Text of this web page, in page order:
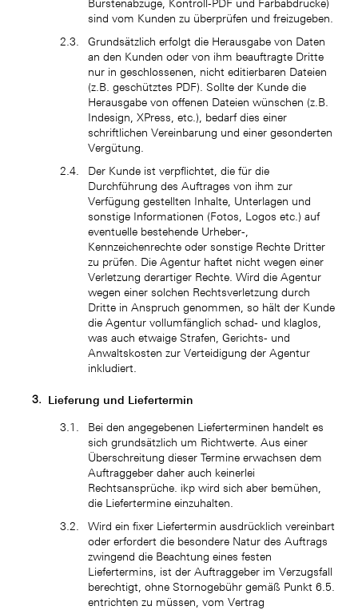
Bürstenabzüge, Kontroll-PDF und Farbabdrucke)
sind vom Kunden zu überprüfen und freizugeben.
Grundsätzlich erfolgt die Herausgabe von Daten
an den Kunden oder von ihm beauftragte Dritte
nur in geschlossenen, nicht editierbaren Dateien
(z.B. geschütztes PDF). Sollte der Kunde die
Herausgabe von offenen Dateien wünschen (z.B.
Indesign, XPress, etc.), bedarf dies einer
schriftlichen Vereinbarung und einer gesonderten
Vergütung.
Der Kunde ist verpflichtet, die für die
Durchführung des Auftrages von ihm zur
Verfügung gestellten Inhalte, Unterlagen und
sonstige Informationen (Fotos, Logos etc.) auf
eventuelle bestehende Urheber-,
Kennzeichenrechte oder sonstige Rechte Dritter
zu prüfen. Die Agentur haftet nicht wegen einer
Verletzung derartiger Rechte. Wird die Agentur
wegen einer solchen Rechtsverletzung durch
Dritte in Anspruch genommen, so hält der Kunde
die Agentur vollumfänglich schad- und klaglos,
was auch etwaige Strafen, Gerichts- und
Anwaltskosten zur Verteidigung der Agentur
inkludiert.
Lieferung und Liefertermin
Bei den angegebenen Lieferterminen handelt es
sich grundsätzlich um Richtwerte. Aus einer
Überschreitung dieser Termine erwachsen dem
Auftraggeber daher auch keinerlei
Rechtsansprüche. ikp wird sich aber bemühen,
die Liefertermine einzuhalten.
Wird ein fixer Liefertermin ausdrücklich vereinbart
oder erfordert die besondere Natur des Auftrags
zwingend die Beachtung eines festen
Liefertermins, ist der Auftraggeber im Verzugsfall
berechtigt, ohne Stornogebühr gemäß Punkt 6.5.
entrichten zu müssen, vom Vertrag